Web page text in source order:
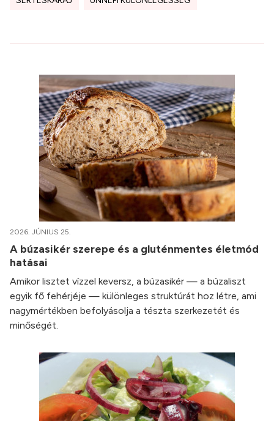
2026. JÚNIUS 25.
A búzasikér szerepe és a gluténmentes életmód
hatásai
Amikor lisztet vízzel keversz, a búzasikér — a búzaliszt
egyik fő fehérjéje — különleges struktúrát hoz létre, ami
nagymértékben befolyásolja a tészta szerkezetét és
minőségét.